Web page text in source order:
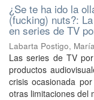
¿Se te ha ido la
(fucking) nuts?:
en series de TV
Labarta Postigo, María
Las series de TV
productos
crisis ocasionada
otras limitaciones del